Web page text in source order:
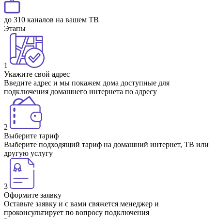
до 310 каналов на вашем ТВ
Этапы
1
Укажите свой адрес
Введите адрес и мы покажем дома доступные для
подключения домашнего интернета по адресу
2
Выберите тариф
Выберите подходящий тариф на домашний интернет, ТВ или
другую услугу
3
Оформите заявку
Оставьте заявку и с вами свяжется менеджер и
проконсультирует по вопросу подключения